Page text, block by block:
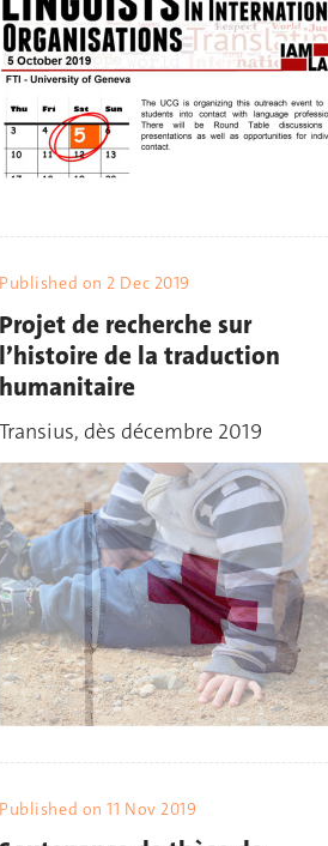
Published on 2 Dec 2019
Projet de recherche sur
l’histoire de la traduction
humanitaire
Transius, dès décembre 2019
Published on11 Nov 2019